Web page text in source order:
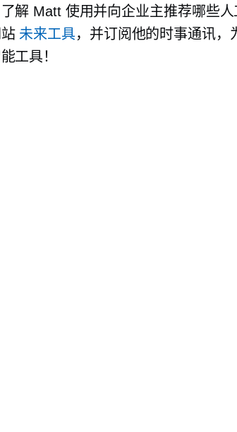
解 Matt 使用并向企业主推荐哪些
未来工具，并订阅他的时事通讯，
工具！